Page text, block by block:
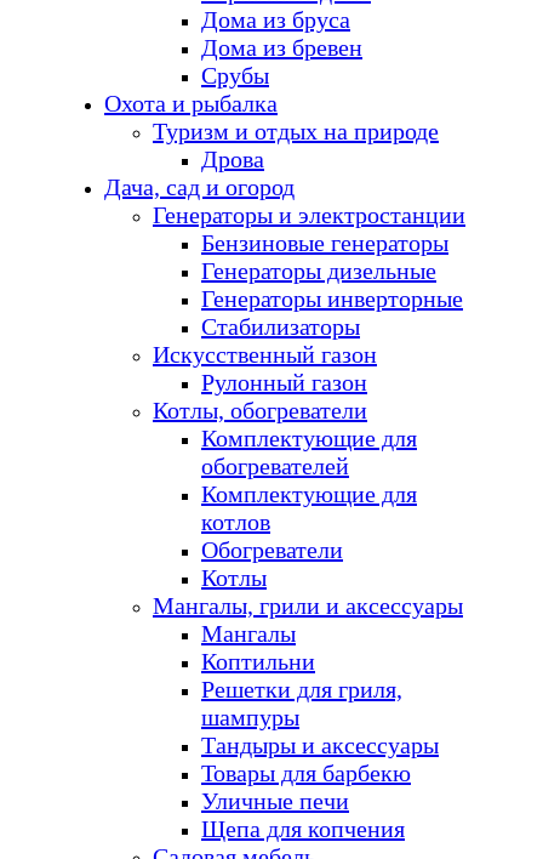
Дома из бруса
Дома из бревен
Срубы
Охота и рыбалка
Туризм и отдых на природе
Дрова
Дача, сад и огород
Генераторы и электростанции
Бензиновые генераторы
Генераторы дизельные
Генераторы инверторные
Стабилизаторы
Искусственный газон
Рулонный газон
Котлы, обогреватели
Комплектующие для
обогревателей
Комплектующие для
котлов
Обогреватели
Котлы
Мангалы, грили и аксессуары
Мангалы
Коптильни
Решетки для гриля,
шампуры
Тандыры и аксессуары
Товары для барбекю
Уличные печи
Щепа для копчения